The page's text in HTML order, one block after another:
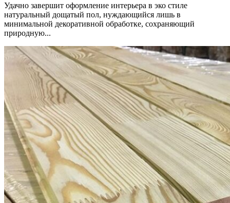
Удачно завершит оформление интерьера в эко стиле
натуральный дощатый пол, нуждающийся лишь в
минимальной декоративной обработке, сохраняющий
природную...